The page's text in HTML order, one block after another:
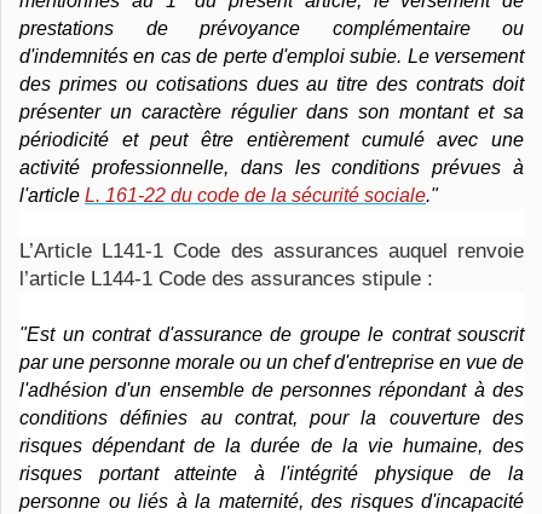
prestations de prévoyance complémentaire ou
d'indemnités en cas de perte d'emploi subie. Le versement
des primes ou cotisations dues au titre des contrats doit
présenter un caractère régulier dans son montant et sa
périodicité et peut être entièrement cumulé avec une
activité professionnelle, dans les conditions prévues à
l'article L. 161-22 du code de la sécurité sociale."
L’Article L141-1 Code des assurances auquel renvoie
l’article L144-1 Code des assurances stipule :
"Est un contrat d'assurance de groupe le contrat souscrit
par une personne morale ou un chef d'entreprise en vue de
l'adhésion d'un ensemble de personnes répondant à des
conditions définies au contrat, pour la couverture des
risques dépendant de la durée de la vie humaine, des
risques portant atteinte à l'intégrité physique de la
personne ou liés à la maternité, des risques d'incapacité